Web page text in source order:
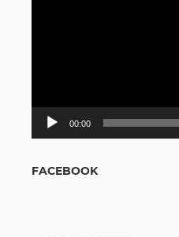
00:00
FACEBOOK